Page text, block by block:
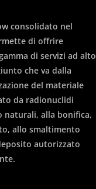
consolidato nel
di offrire
di servizi ad alto
che va dalla
del materiale
da radionuclidi
naturali, alla bonifica,
allo smaltimento
autorizzato